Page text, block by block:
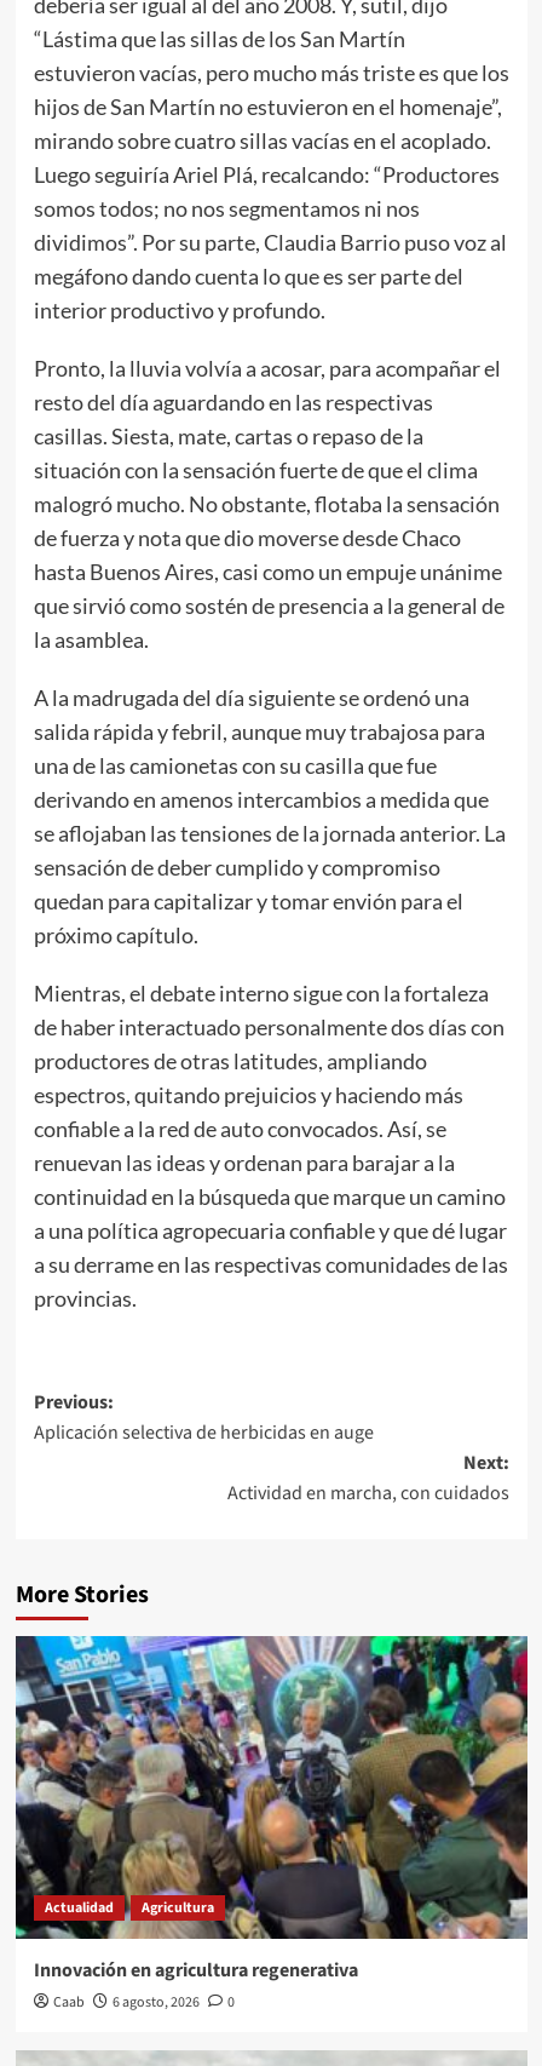
“Lástima que las sillas de los San Martín
estuvieron vacías, pero mucho más triste es que los
hijos de San Martín no estuvieron en el homenaje”,
mirando sobre cuatro sillas vacías en el acoplado.
Luego seguiría Ariel Plá, recalcando: “Productores
somos todos; no nos segmentamos ni nos
dividimos”. Por su parte, Claudia Barrio puso voz al
megáfono dando cuenta lo que es ser parte del
interior productivo y profundo.
Pronto, la lluvia volvía a acosar, para acompañar el
resto del día aguardando en las respectivas
casillas. Siesta, mate, cartas o repaso de la
situación con la sensación fuerte de que el clima
malogró mucho. No obstante, flotaba la sensación
de fuerza y nota que dio moverse desde Chaco
hasta Buenos Aires, casi como un empuje unánime
que sirvió como sostén de presencia a la general de
la asamblea.
A la madrugada del día siguiente se ordenó una
salida rápida y febril, aunque muy trabajosa para
una de las camionetas con su casilla que fue
derivando en amenos intercambios a medida que
se aflojaban las tensiones de la jornada anterior. La
sensación de deber cumplido y compromiso
quedan para capitalizar y tomar envión para el
próximo capítulo.
Mientras, el debate interno sigue con la fortaleza
de haber interactuado personalmente dos días con
productores de otras latitudes, ampliando
espectros, quitando prejuicios y haciendo más
confiable a la red de auto convocados. Así, se
renuevan las ideas y ordenan para barajar a la
continuidad en la búsqueda que marque un camino
a una política agropecuaria confiable y que dé lugar
a su derrame en las respectivas comunidades de las
provincias.
Post
navigation
Previous:
Aplicación selectiva de herbicidas en auge
Next:
Actividad en marcha, con cuidados
More Stories
Actualidad Agricultura
Innovación en agricultura regenerativa
Caab 6 agosto, 2026 0